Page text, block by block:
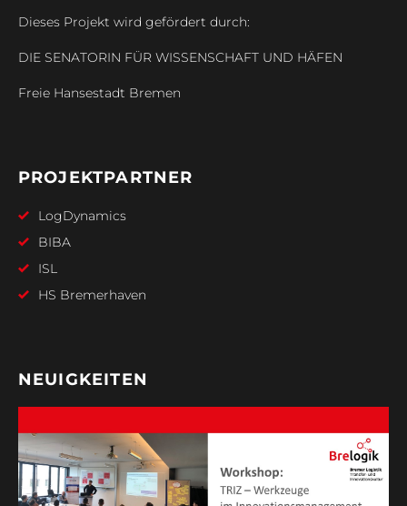
Dieses Projekt wird gefördert durch:
DIE SENATORIN FÜR WISSENSCHAFT UND HÄFEN
Freie Hansestadt Bremen
PROJEKTPARTNER
LogDynamics
BIBA
ISL
HS Bremerhaven
NEUIGKEITEN